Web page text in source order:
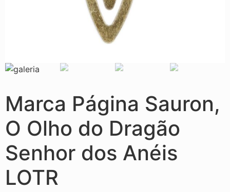
Marca Página Sauron,
O Olho do Dragão
Senhor dos Anéis
LOTR